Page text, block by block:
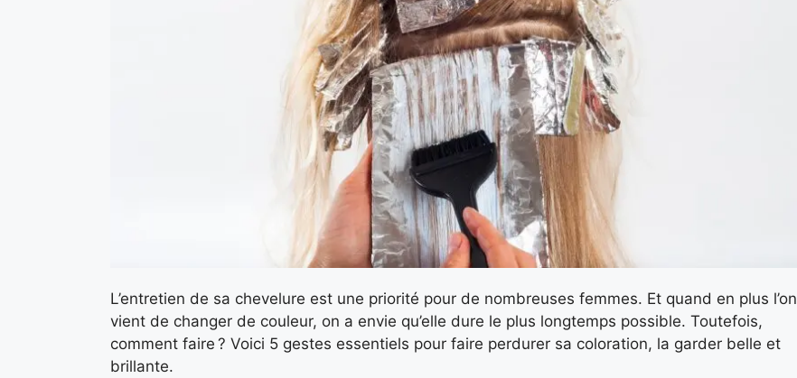
L’entretien de sa chevelure est une priorité pour de nombreuses femmes. Et quand en plus l’on
vient de changer de couleur, on a envie qu’elle dure le plus longtemps possible. Toutefois,
comment faire ? Voici 5 gestes essentiels pour faire perdurer sa coloration, la garder belle et
brillante.